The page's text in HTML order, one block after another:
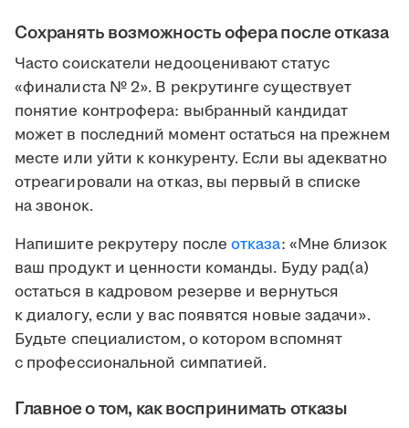
Сохранять возможность офера после отказа
Часто соискатели недооценивают статус
«финалиста № 2». В рекрутинге существует
понятие контрофера: выбранный кандидат
может в последний момент остаться на прежнем
месте или уйти к конкуренту. Если вы адекватно
отреагировали на отказ, вы первый в списке
на звонок.
Напишите рекрутеру послеотказа: «Мне близок
ваш продукт и ценности команды. Буду рад(а)
остаться в кадровом резерве и вернуться
к диалогу, если у вас появятся новые задачи».
Будьте специалистом, о котором вспомнят
с профессиональной симпатией.
Главное о том, как воспринимать отказы